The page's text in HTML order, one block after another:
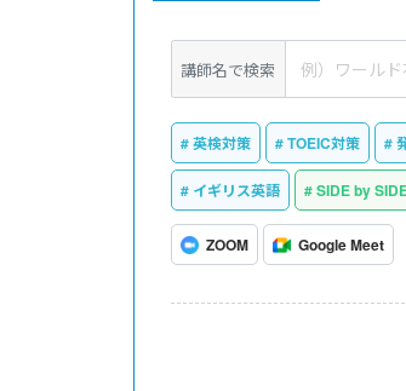
講師名で検索
英検対策 TOEIC対策
イギリス英語 SIDE by
ZOOM Google Meet